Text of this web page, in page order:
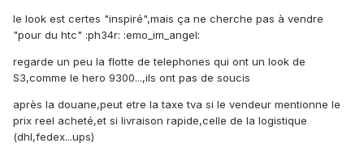
le look est certes "inspiré",mais ça ne cherche pas à vendre
"pour du htc" :ph34r: :emo_im_angel:
regarde un peu la flotte de telephones qui ont un look de
S3,comme le hero 9300...,ils ont pas de soucis
après la douane,peut etre la taxe tva si le vendeur mentionne le
prix reel acheté,et si livraison rapide,celle de la logistique
(dhl,fedex...ups)